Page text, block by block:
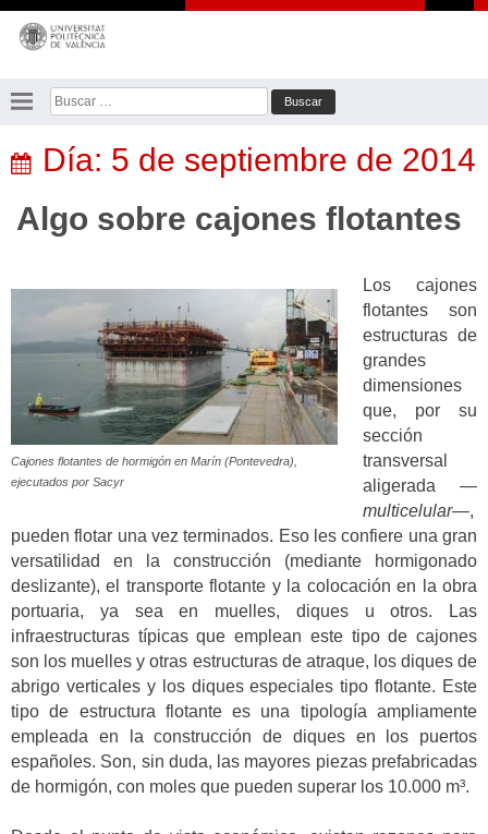
Saltar
contenido
Buscar:
Día: 5 de septiembre de 2014
Algo sobre cajones flotantes
Cajones flotantes de hormigón en Marín (Pontevedra),
ejecutados por Sacyr
Los cajones
flotantes son
estructuras de
grandes
dimensiones
que, por su
sección
transversal
aligerada —
multicelular—,
pueden flotar una vez terminados. Eso les confiere una gran
versatilidad en la construcción (mediante hormigonado
deslizante), el transporte flotante y la colocación en la obra
portuaria, ya sea en muelles, diques u otros. Las
infraestructuras típicas que emplean este tipo de cajones
son los muelles y otras estructuras de atraque, los diques de
abrigo verticales y los diques especiales tipo flotante. Este
tipo de estructura flotante es una tipología ampliamente
empleada en la construcción de diques en los puertos
españoles. Son, sin duda, las mayores piezas prefabricadas
de hormigón, con moles que pueden superar los 10.000 m³.